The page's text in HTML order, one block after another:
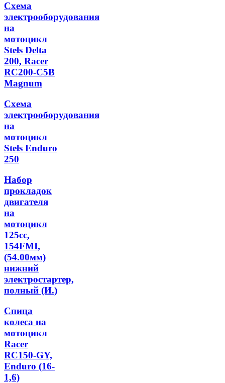
Схема
электрооборудования
на
мотоцикл
Stels Delta
200, Racer
RC200-C5B
Magnum
Схема
электрооборудования
на
мотоцикл
Stels Enduro
250
Набор
прокладок
двигателя
на
мотоцикл
125cc,
154FMI,
(54.00мм)
нижний
электростартер,
полный (И.)
Спица
колеса на
мотоцикл
Racer
RC150-GY,
Enduro (16-
1,6)